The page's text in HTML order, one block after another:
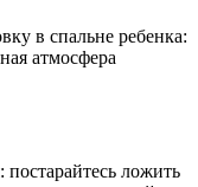
в спальне ребенка:
атмосфера
ложить